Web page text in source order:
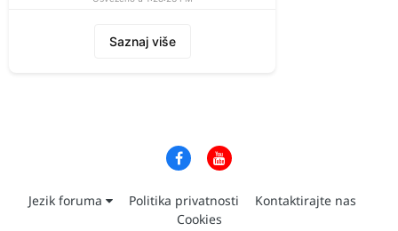
Saznaj više
Jezik foruma Politika privatnosti
Kontaktirajte nas
Cookies